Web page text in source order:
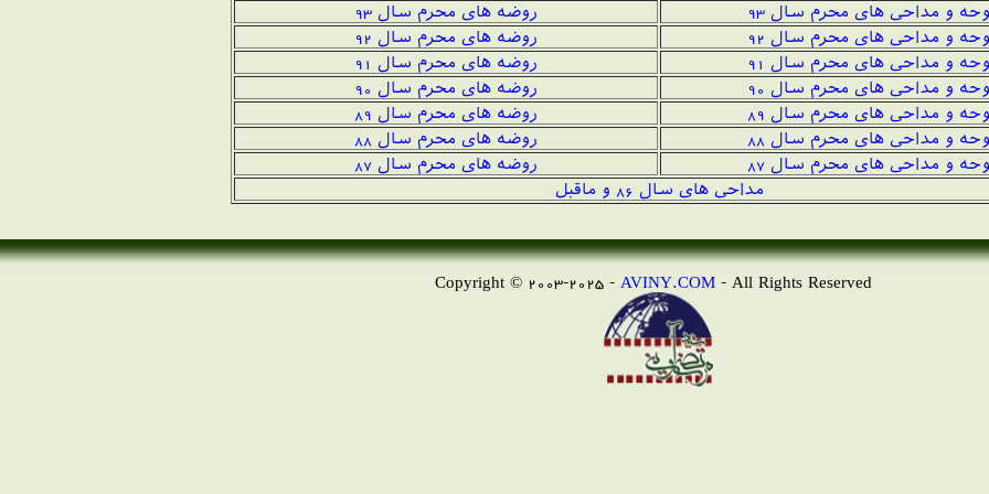
و مداحی های محرم سال 9 3 روضه های محرم سال 9 3
و مداحی های محرم سال 92
روضه های محرم سال 92
و مداحی های محرم سال 91
روضه های محرم سال 91
و مداحی های محرم سال 90
روضه های محرم سال 90
و مداحی های محرم سال 89
روضه های محرم سال 89
و مداحی های محرم سال 88
روضه های محرم سال 88
و مداحی های محرم سال 87
روضه های محرم سال 87
مداحی های سال 86 و ماقبل
AVINY.COM - All Rights Reserved